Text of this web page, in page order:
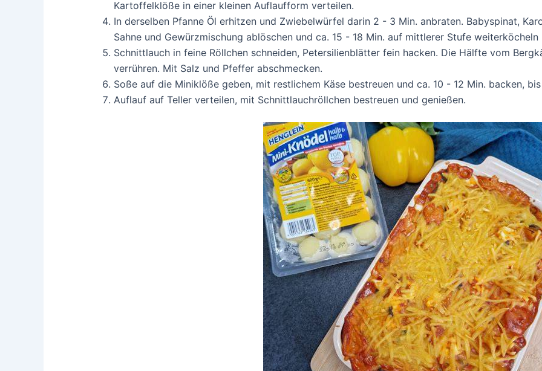
Kartoffelklöße in einer kleinen Auflaufform verteilen.
In derselben Pfanne Öl erhitzen und Zwiebelwürfel darin 2 - 3 Min. anbraten. Babyspinat,
Sahne und Gewürzmischung ablöschen und ca. 15 - 18 Min. auf mittlerer Stufe
Schnittlauch in feine Röllchen schneiden, Petersilienblätter fein hacken. Die Hälfte vom
verrühren. Mit Salz und Pfeffer abschmecken.
Soße auf die Miniklöße geben, mit restlichem Käse bestreuen und ca. 10 - 12 Min. backen,
Auflauf auf Teller verteilen, mit Schnittlauchröllchen bestreuen und genießen.